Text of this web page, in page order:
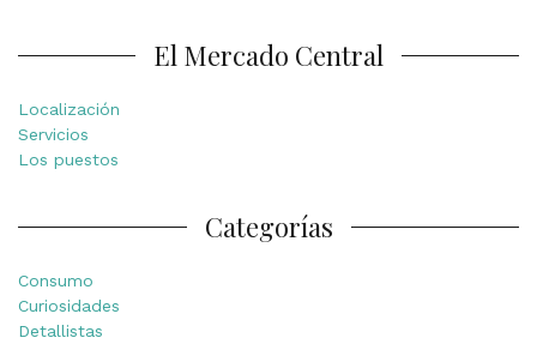
El Mercado Central
Localización
Servicios
Los puestos
Categorías
Consumo
Curiosidades
Detallistas